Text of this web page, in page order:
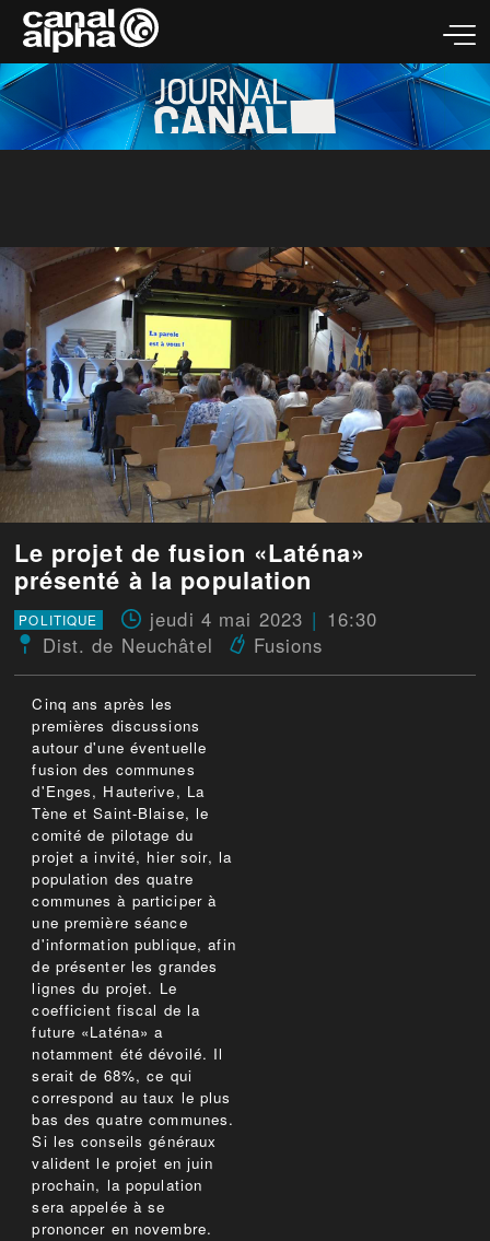
Le projet de fusion «Laténa»
présenté à la population
POLITIQUE jeudi 4 mai 2023
16:30
Dist. de Neuchâtel
Fusions
Cinq ans après les
premières discussions
autour d'une éventuelle
fusion des communes
d'Enges, Hauterive, La
Tène et Saint-Blaise, le
comité de pilotage du
projet a invité, hier soir, la
population des quatre
communes à participer à
une première séance
d'information publique, afin
de présenter les grandes
lignes du projet. Le
coefficient fiscal de la
future «Laténa» a
notamment été dévoilé. Il
serait de 68%, ce qui
correspond au taux le plus
bas des quatre communes.
Si les conseils généraux
valident le projet en juin
prochain, la population
sera appelée à se
prononcer en novembre.